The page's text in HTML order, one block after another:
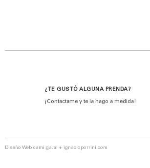
¿TE GUSTÓ ALGUNA PRENDA?
¡Contactame y te la hago a medida!
Diseño Web cami.ga.al + ignacioporrini.com